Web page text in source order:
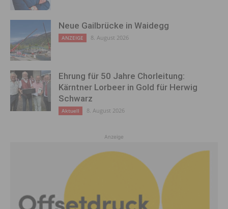
Neue Gailbrücke in Waidegg
ANZEIGE 8. August 2026
Ehrung für 50 Jahre Chorleitung:
Kärntner Lorbeer in Gold für Herwig
Schwarz
Aktuell 8. August 2026
Anzeige